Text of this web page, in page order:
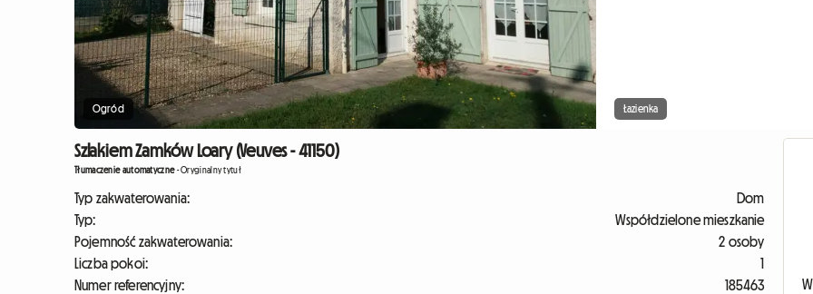
Ogród Łazienka
Szlakiem Zamków Loary (Veuves - 41150)
Tłumaczenie automatyczne-Oryginalny tytuł
Typ zakwaterowania:
Dom
Typ:
Współdzielone mieszkanie
Pojemność zakwaterowania:
2 osoby
Liczba pokoi:
1
Numer referencyjny:
185463